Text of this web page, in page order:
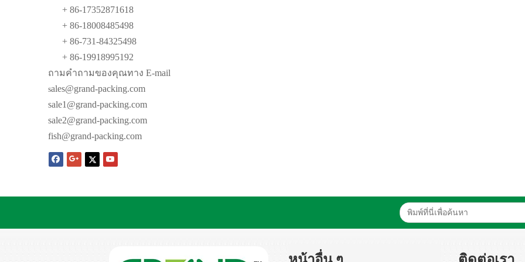
+ 86-17352871618
+ 86-18008485498
+ 86-731-84325498
+ 86-19918995192
ถามคำถามของคุณทาง E-mail
sales@grand-packing.com
sale1@grand-packing.com
sale2@grand-packing.com
fish@grand-packing.com